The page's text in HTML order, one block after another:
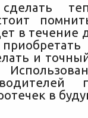
в течение
и
в